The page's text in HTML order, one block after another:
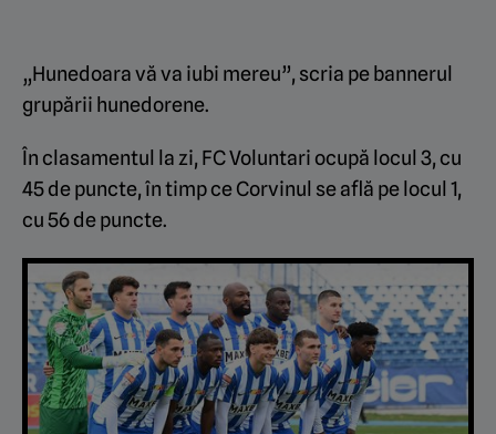
„Hunedoara vă va iubi mereu”, scria pe bannerul
grupării hunedorene.
În clasamentul la zi, FC Voluntari ocupă locul 3, cu
45 de puncte, în timp ce Corvinul se află pe locul 1,
cu 56 de puncte.